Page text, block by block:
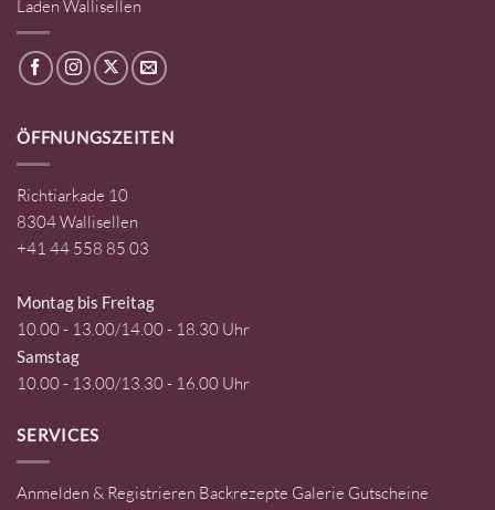
Laden Wallisellen
ÖFFNUNGSZEITEN
Richtiarkade 10
8304 Wallisellen
+41 44 558 85 03
Montag bis Freitag
10.00 - 13.00/14.00 - 18.30 Uhr
Samstag
10.00 - 13.00/13.30 - 16.00 Uhr
SERVICES
Anmelden & Registrieren Backrezepte Galerie Gutscheine